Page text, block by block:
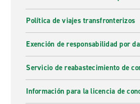
Política de viajes transfronterizos
Exención de responsabilidad por
Servicio de reabastecimiento de
Información para la licencia de